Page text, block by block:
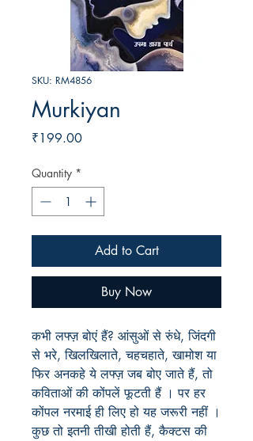
SKU: RM4856
Murkiyan
₹199.00Price
Quantity *
Add to Cart
Buy Now
कभी लफ्ज़ बोएं हैं? आंसुओं से रुंधे, जिंदगी
से भरे, खिलखिलाते, चहचहाते, खामोश या
फिर अनकहे ये लफ्ज़ जब बोए जाते हैं, तो
कविताओं की कोंपलें फूटती हैं । पर हर
कोंपल नरमाई ही लिए हो यह जरूरी नहीं ।
कुछ तो इतनी तीखी होती हैं, कैक्टस की